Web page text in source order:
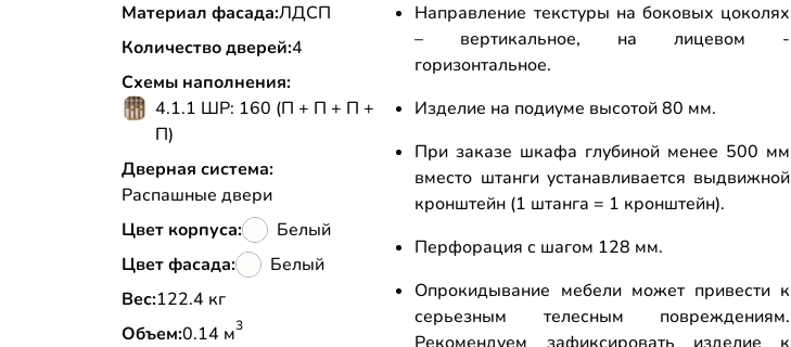
Материал фасада:ЛДСП
Количество дверей:4
Схемы наполнения:
4.1.1 ШР: 160 (П + П + П +
П)
Дверная система:
Распашные двери
Цвет корпуса:
Белый
Цвет фасада:
Белый
Вес:
122.4 кг
Объем:
0.14 м3
Направление текстуры на боковых цоколях
– вертикальное, на лицевом -
горизонтальное.
Изделие на подиуме высотой 80 мм.
При заказе шкафа глубиной менее 500 мм
вместо штанги устанавливается выдвижной
кронштейн (1 штанга = 1 кронштейн).
Перфорация с шагом 128 мм.
Опрокидывание мебели может привести к
серьезным телесным повреждениям.